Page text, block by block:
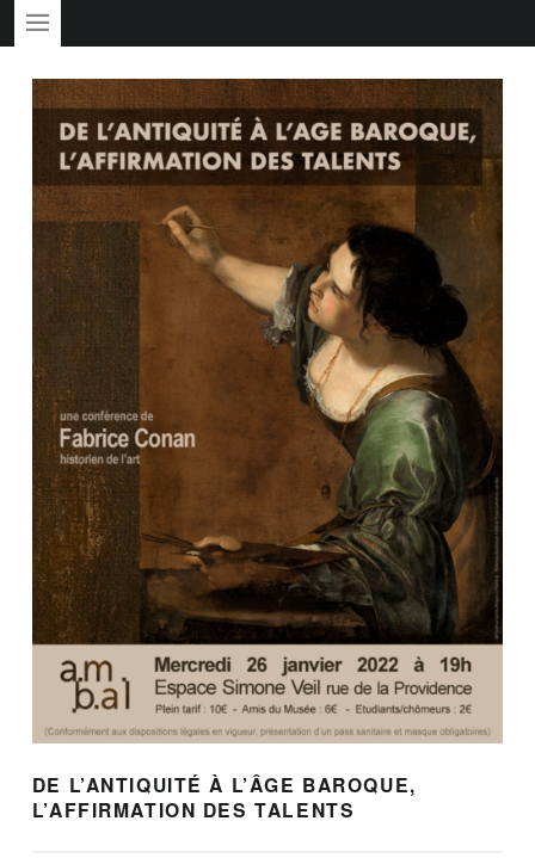
DE L’ANTIQUITÉ À L’ÂGE BAROQUE,
L’AFFIRMATION DES TALENTS